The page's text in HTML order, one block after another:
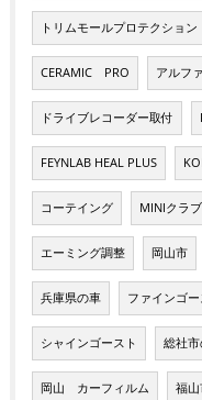
トリムモールプロテクション
CERAMIC PRO アルフ
ドライブレコーダー取付
FEYNLAB HEAL PLUS
コーテイング MINIクラ
エーミング調整 岡山市
兵庫県の車 ファインゴー
シャインゴースト 総社
岡山 カーフィルム 福